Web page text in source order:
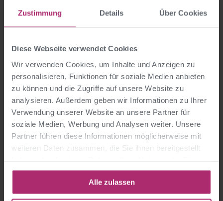
Zustimmung Details Über Cookies
Diese Webseite verwendet Cookies
Wir verwenden Cookies, um Inhalte und Anzeigen zu
personalisieren, Funktionen für soziale Medien anbieten
zu können und die Zugriffe auf unsere Website zu
analysieren. Außerdem geben wir Informationen zu Ihrer
Verwendung unserer Website an unsere Partner für
soziale Medien, Werbung und Analysen weiter. Unsere
Partner führen diese Informationen möglicherweise mit
weiteren Daten zusammen, die Sie ihnen bereitgestellt
gesammelt haben.
Alle zulassen